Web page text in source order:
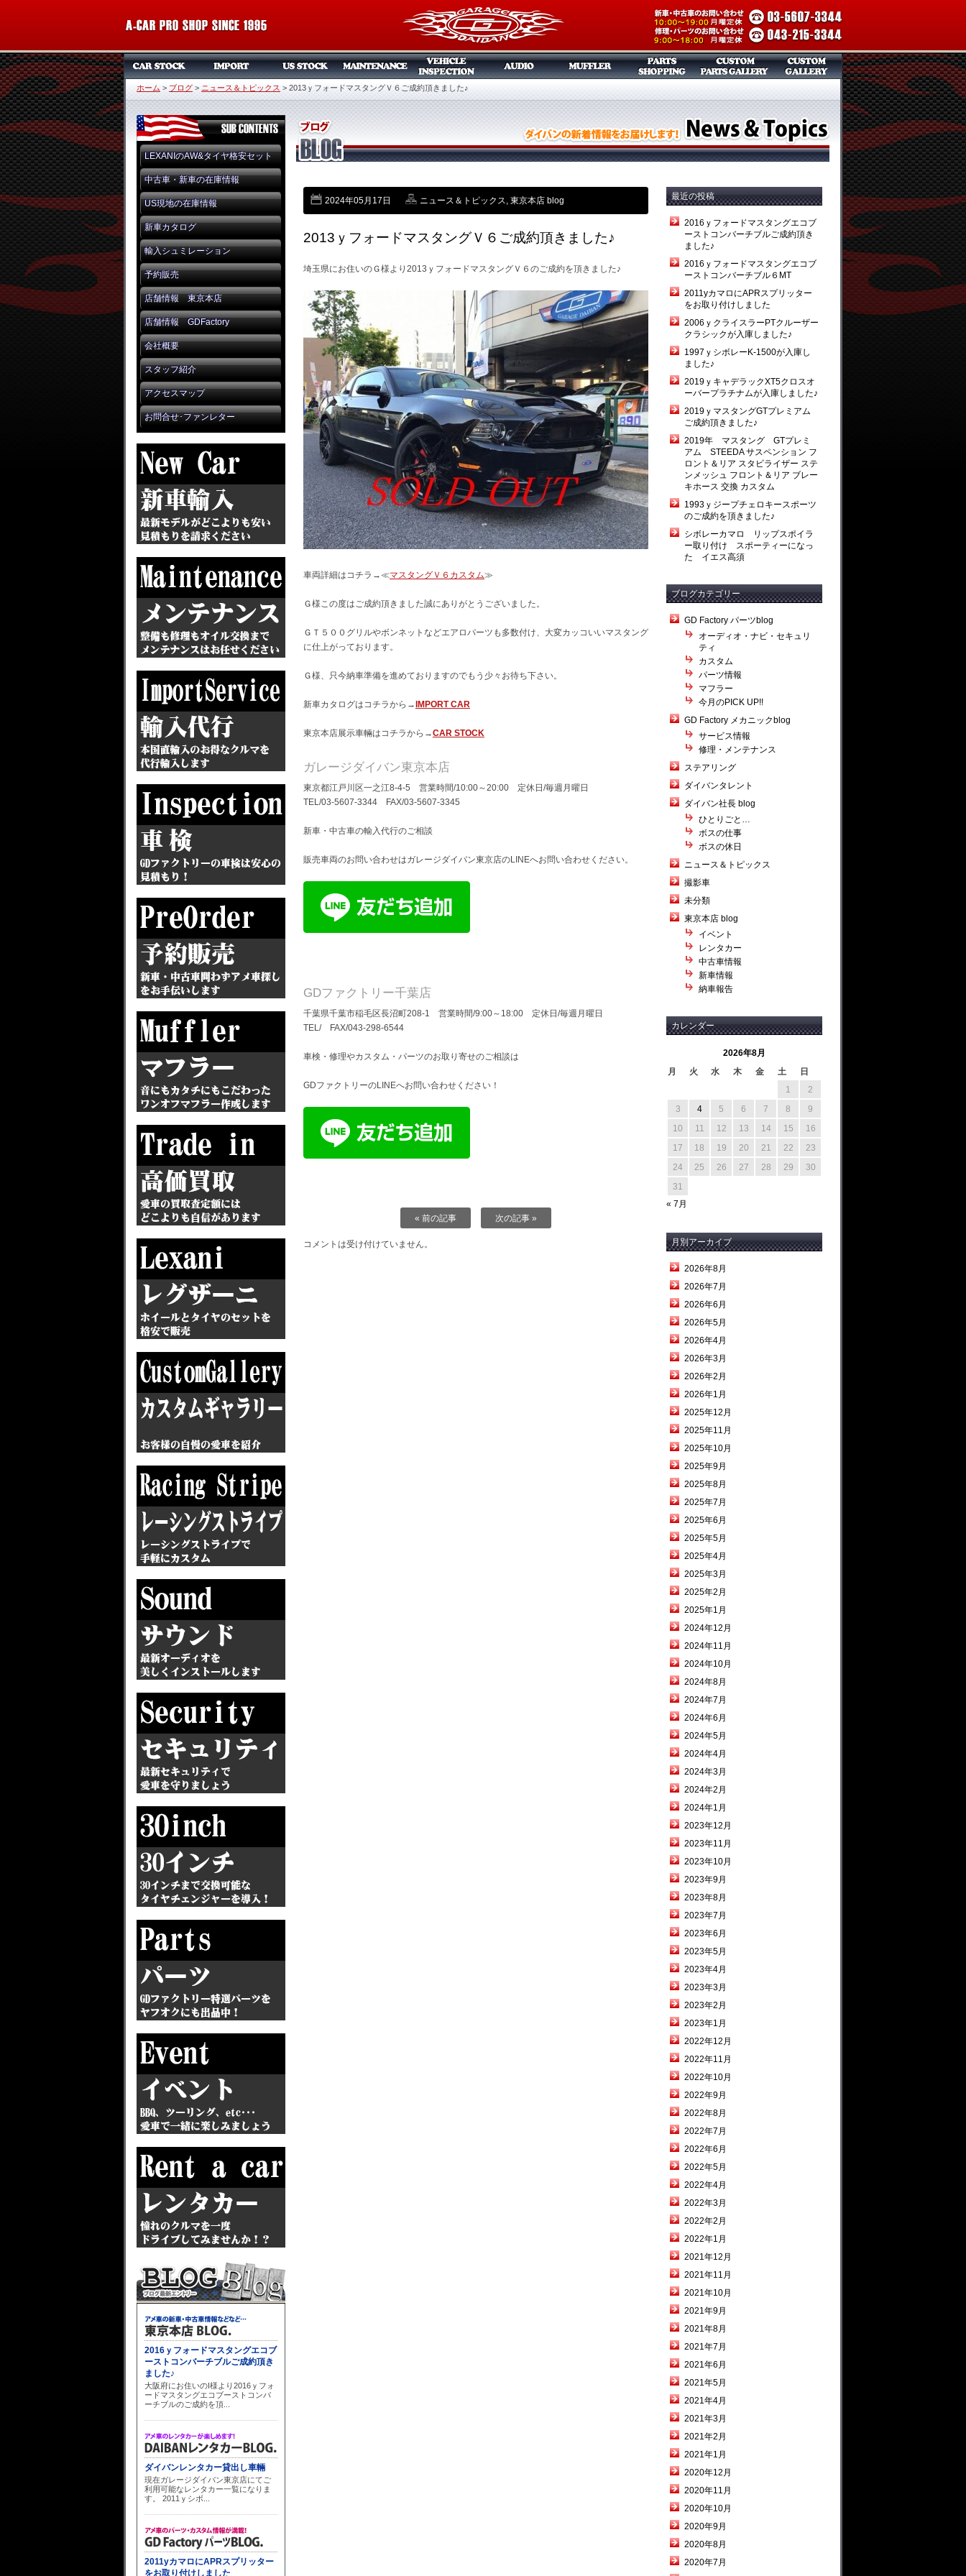
ホーム > ブログ > ニュース＆トピックス > 2013ｙフォードマスタングＶ６ご成約頂きました♪
LEXANIのAW&タイヤ格安セット
中古車・新車の在庫情報
US現地の在庫情報
新車カタログ
輸入シュミレーション
予約販売
店舗情報 東京本店
店舗情報 GDFactory
会社概要
スタッフ紹介
アクセスマップ
お問合せ･ファンレター
2024年05月17日 ニュース＆トピックス, 東京本店 blog
2013ｙフォードマスタングＶ６ご成約頂きました♪
埼玉県にお住いのＧ様より2013ｙフォードマスタングＶ６のご成約を頂きました♪
車両詳細はコチラ→≪マスタングＶ６カスタム≫
Ｇ様この度はご成約頂きました誠にありがとうございました。
ＧＴ５００グリルやボンネットなどエアロパーツも多数付け、大変カッコいいマスタング
に仕上がっております。
Ｇ様、只今納車準備を進めておりますのでもう少々お待ち下さい。
新車カタログはコチラから→ IMPORT CAR
東京本店展示車輛はコチラから→CAR STOCK
ガレージダイバン東京本店
東京都江戸川区一之江8-4-5 営業時間/10:00～20:00 定休日/毎週月曜日
TEL/03-5607-3344 FAX/03-5607-3345
新車・中古車の輸入代行のご相談
販売車両のお問い合わせはガレージダイバン東京店のLINEへお問い合わせください。
GDファクトリー千葉店
千葉県千葉市稲毛区長沼町208-1 営業時間/9:00～18:00 定休日/毎週月曜日
TEL/ FAX/043-298-6544
車検・修理やカスタム・パーツのお取り寄せのご相談は
GDファクトリーのLINEへお問い合わせください！
« 前の記事 次の記事 »
コメントは受け付けていません。
最近の投稿
2016ｙフォードマスタングエコブ
ーストコンバーチブルご成約頂き
ました♪
2016ｙフォードマスタングエコブ
ーストコンバーチブル６MT
2011yカマロにAPRスプリッター
をお取り付けしました
2006ｙクライスラーPTクルーザー
クラシックが入庫しました♪
1997ｙシボレーK-1500が入庫し
ました♪
2019ｙキャデラックXT5クロスオ
ーバープラチナムが入庫しました♪
2019ｙマスタングGTプレミアム
ご成約頂きました♪
2019年 マスタング GTプレミ
アム STEEDA サスペンション フ
ロント＆リア スタビライザー ステ
ンメッシュ フロント＆リア ブレー
キホース 交換 カスタム
1993ｙジープチェロキースポーツ
のご成約を頂きました♪
シボレーカマロ リップスポイラ
ー取り付け スポーティーになっ
た イエス高須
ブログカテゴリー
GD Factory パーツblog
オーディオ・ナビ・セキュリ
ティ
カスタム
パーツ情報
マフラー
今月のPICK UP!!
GD Factory メカニックblog
サービス情報
修理・メンテナンス
ステアリング
ダイバンタレント
ダイバン社長 blog
ひとりごと…
ボスの仕事
ボスの休日
ニュース＆トピックス
撮影車
未分類
東京本店 blog
イベント
レンタカー
中古車情報
新車情報
納車報告
カレンダー
2026年8月
月
火 水 木 金 土
日
1
2
3
4 5 6 7 8
9
10
11 12 13 14 15
16
17
18 19 20 21 22
23
24
25 26 27 28 29
30
31
« 7月
月別アーカイブ
2026年8月
2026年7月
2026年6月
2026年5月
2026年4月
2026年3月
2026年2月
2026年1月
2025年12月
2025年11月
2025年10月
2025年9月
2025年8月
2025年7月
2025年6月
2025年5月
2025年4月
2025年3月
2025年2月
2025年1月
2024年12月
2024年11月
2024年10月
2024年8月
2024年7月
2024年6月
2024年5月
2024年4月
2024年3月
2024年2月
2024年1月
2023年12月
2023年11月
2023年10月
2023年9月
2023年8月
2023年7月
2023年6月
2023年5月
2023年4月
2023年3月
2023年2月
2023年1月
2022年12月
2022年11月
2022年10月
2022年9月
2022年8月
2022年7月
2022年6月
2022年5月
2022年4月
2022年3月
2022年2月
2022年1月
2021年12月
2021年11月
2021年10月
2021年9月
2021年8月
2021年7月
2021年6月
2021年5月
2021年4月
2021年3月
2021年2月
2021年1月
2020年12月
2020年11月
2020年10月
2020年9月
2020年8月
2020年7月